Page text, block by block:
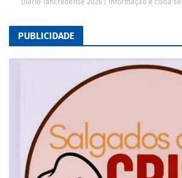
Diário Tancredense 2026 | Informação é coisa
PUBLICIDADE